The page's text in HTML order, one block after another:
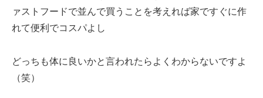
ァストフードで並んで買うことを考えれば家ですぐに作
れて便利でコスパよし
どっちも体に良いかと言われたらよくわからないですよ
（笑）